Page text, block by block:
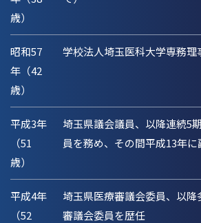
歳）
昭和57
年（42
歳）
学校法人埼玉医科大学専務理
平成3年
（51
歳）
埼玉県議会議員、以降連続5
員を務め、その間平成13年
平成4年
（52
埼玉県医療審議会委員、以降
審議会委員を歴任